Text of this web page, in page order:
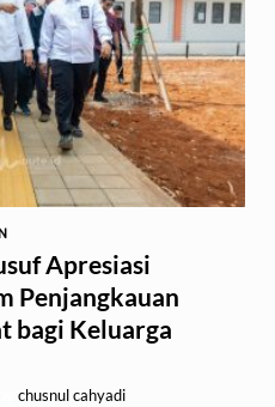
Apresiasi
Penjangkauan
bagi Keluarga
chusnul cahyadi